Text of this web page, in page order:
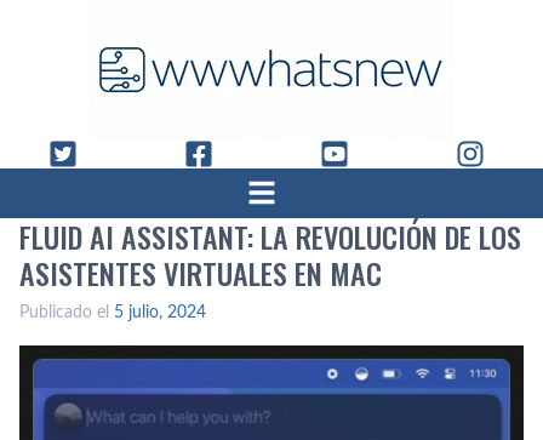
FLUID AI ASSISTANT: LA REVOLUCIÓN DE LOS
ASISTENTES VIRTUALES EN MAC
Publicado el 5 julio, 2024